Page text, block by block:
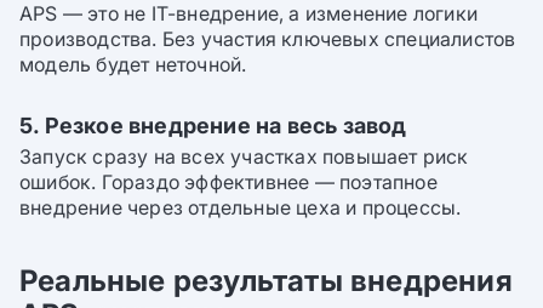
APS — это не IT-внедрение, а изменение логики
производства. Без участия ключевых специалистов
модель будет неточной.
5. Резкое внедрение на весь завод
Запуск сразу на всех участках повышает риск
ошибок. Гораздо эффективнее — поэтапное
внедрение через отдельные цеха и процессы.
Реальные результаты внедрения